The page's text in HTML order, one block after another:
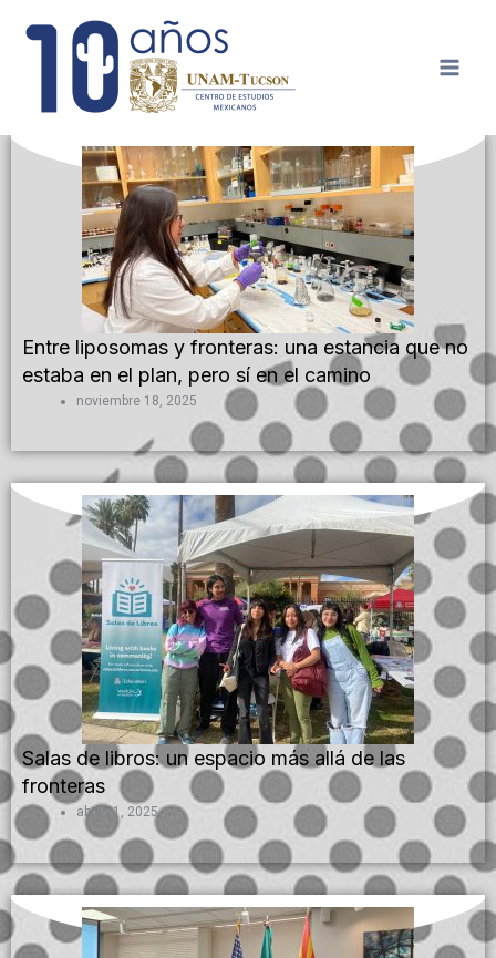
Entre liposomas y fronteras: una estancia que no
estaba en el plan, pero sí en el camino
noviembre 18, 2025
Salas de libros: un espacio más allá de las
fronteras
abril 21, 2025
P
a
g
e
P
a
g
e